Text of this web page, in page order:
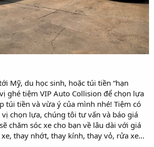
Mỹ, du học sinh, hoặc túi tiền “hạn
ghé tiệm VIP Auto Collision để chọn lựa
túi tiền và vừa ý của mình nhé! Tiệm có
chọn lựa, chúng tôi tư vấn và báo giá
chăm sóc xe cho bạn về lâu dài với giá
thay nhớt, thay kính, thay vỏ, rửa xe…